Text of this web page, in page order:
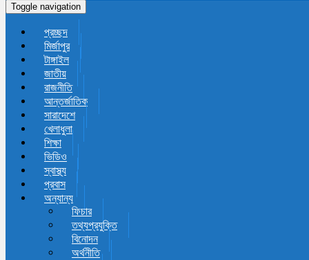
Toggle navigation
প্রচ্ছদ
মির্জাপুর
টাঙ্গাইল
জাতীয়
রাজনীতি
আন্তর্জাতিক
সারাদেশে
খেলাধুলা
শিক্ষা
ভিডিও
স্বাস্থ্য
প্রবাস
অন্যান্য
ফিচার
তথ্যপ্রযুক্তি
বিনোদন
অর্থনীতি